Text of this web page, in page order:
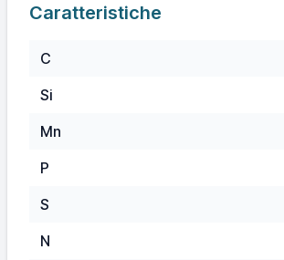
Caratteristiche
C
Si
Mn
P
S
N